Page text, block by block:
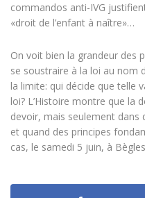
commandos anti-IVG
«droit de l’enfant à naître»…
On voit bien la grandeur des
se soustraire à la loi au nom
la limite: qui décide que telle
loi? L’Histoire montre que la
devoir, mais seulement dans
et quand des principes
cas, le samedi 5 juin, à